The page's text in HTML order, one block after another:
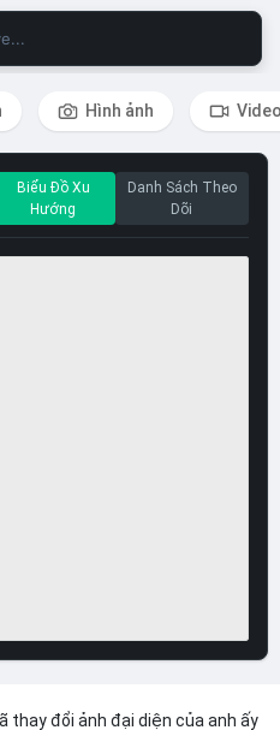
Hình ảnh
Biểu Đồ Xu
Hướng
Danh Sách Theo
Dõi
thay đổi ảnh đại diện của anh ấy